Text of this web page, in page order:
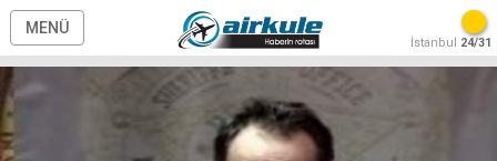
MENÜ
İstanbul 24/31